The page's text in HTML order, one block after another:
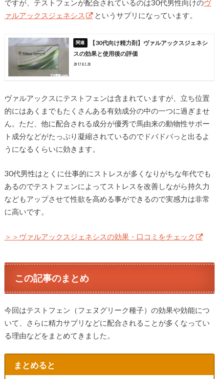
ですが、テストフェンが配合されているのは30代男性向けのヴ
ァルアックスジェネシス
というサプリになっています。
【30代向け精力剤】ヴァルアックスジェネシ
スの効果と使用後の評価
2017.02.28
ヴァルアックスにテストフェンは含まれていますが、立ち位置
的にはあくまでもたくさんある有効成分の中の一つに過ぎませ
ん。ただ、他に配合される成分が優秀で馬由来の動物性サポー
ト成分などがたっぷり凝縮されているのでドバドバっと出るよ
うになるくらいに効きます。
30代男性はとくに仕事的にストレスが多くなりがちな年代でも
あるのでテストフェンによってストレスを改善しながら持久力
などもアップさせて性欲を高める事ができるので実感力は非常
に高いです。
＞＞ヴァルアックスジェネシスの効果・口コミをチェック
この記事のまとめ
今回はテストフェン（フェヌグリーク種子）の効果や効能につ
いて、さらに精力サプリなどに配合されることが多くなってい
る理由などをまとめてきました。
まとめると